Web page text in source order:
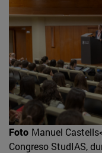
Foto Manuel
Congreso StudIAS,